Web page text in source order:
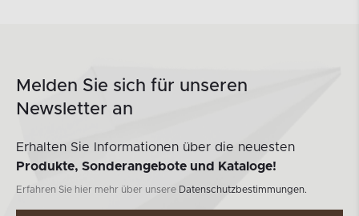
Melden Sie sich für unseren
Newsletter an
Erhalten Sie Informationen über die neuesten
Produkte, Sonderangebote und Kataloge!
Erfahren Sie hier mehr über unsere Datenschutzbestimmungen.